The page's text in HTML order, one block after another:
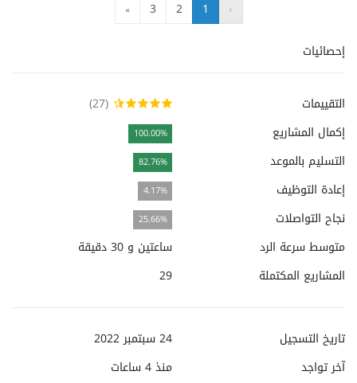
‹
1
2
3
»
إحصائيات
التقييمات
(27)
إكمال المشاريع
100.00%
التسليم بالموعد 82.76%
إعادة التوظيف 4.17%
نجاح التواصلات 25.66%
متوسط سرعة الرد
ساعتين و 30 دقيقة
المشاريع المكتملة
29
تاريخ التسجيل
24 سبتمبر 2022
آخر تواجد
منذ4 ساعات